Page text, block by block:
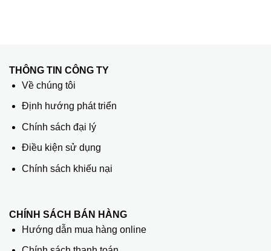
THÔNG TIN CÔNG TY
Về chúng tôi
Định hướng phát triển
Chính sách đại lý
Điều kiện sử dụng
Chính sách khiếu nại
CHÍNH SÁCH BÁN HÀNG
Hướng dẫn mua hàng online